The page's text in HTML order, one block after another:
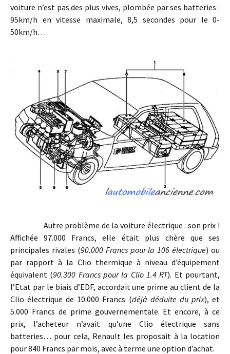
voiture n’est pas des plus vives, plombée par ses batteries :
95km/h en vitesse maximale, 8,5 secondes pour le 0-
50km/h…
Autre problème de la voiture électrique : son prix !
Affichée 97.000 Francs, elle était plus chère que ses
principales rivales (90.000 Francs pour la 106 électrique) ou
par rapport à la Clio thermique à niveau d’équipement
équivalent (90.300 Francs pour la Clio 1.4 RT). Et pourtant,
l’Etat par le biais d’EDF, accordait une prime au client de la
Clio électrique de 10.000 Francs (déjà déduite du prix), et
5.000 Francs de prime gouvernementale. Et encore, à ce
prix, l’acheteur n’avait qu’une Clio électrique sans
batteries… pour cela, Renault les proposait à la location
pour 840 Francs par mois, avec à terme une option d’achat.